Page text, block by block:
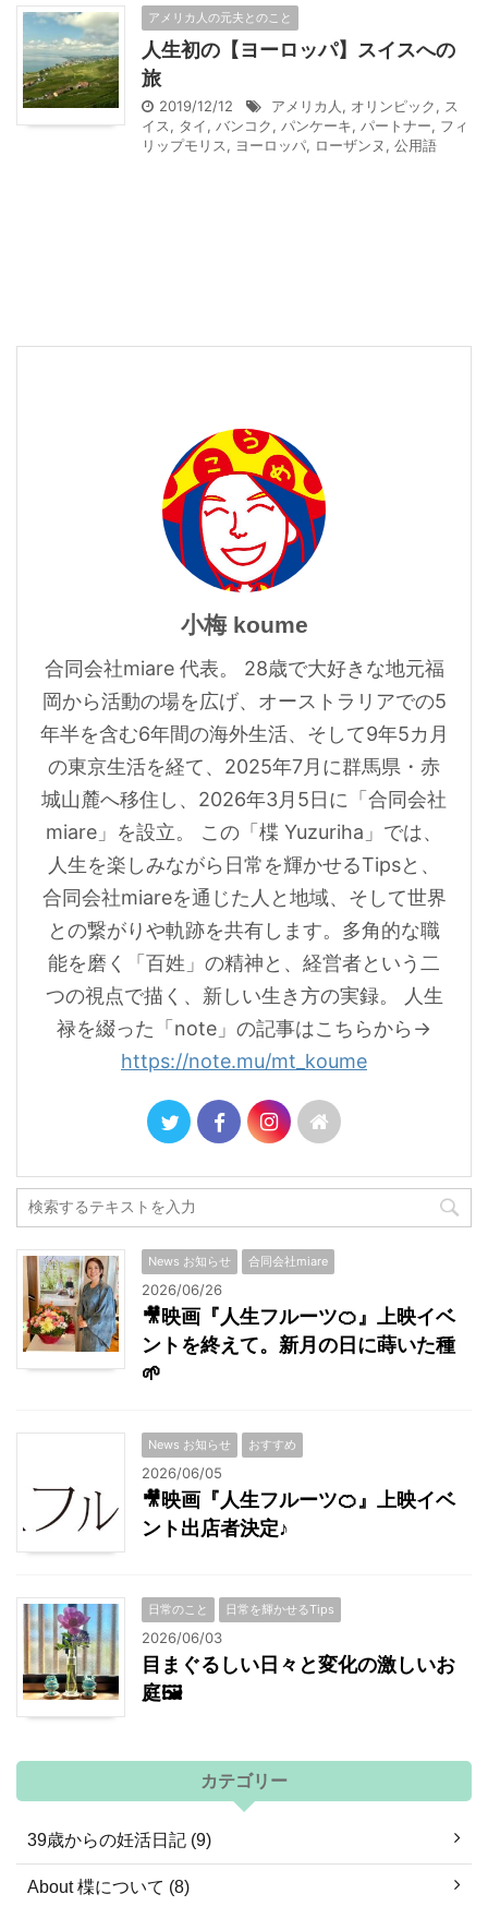
アメリカ人の元夫とのこと
人生初の【ヨーロッパ】スイスへの
旅
2019/12/12 アメリカ人 , オリンピック, ス
イス, タイ, バンコク, パンケーキ, パートナー, フィ
リップモリス, ヨーロッパ, ローザンヌ, 公用語
小梅 koume
合同会社miare 代表。 28歳で大好きな地元福
岡から活動の場を広げ、オーストラリアでの5
年半を含む6年間の海外生活、そして9年5カ月
の東京生活を経て、2025年7月に群馬県・赤
城山麓へ移住し、2026年3月5日に「合同会社
miare」を設立。 この「楪 Yuzuriha」では、
人生を楽しみながら日常を輝かせるTipsと、
合同会社miareを通じた人と地域、そして世界
との繋がりや軌跡を共有します。多角的な職
能を磨く「百姓」の精神と、経営者という二
つの視点で描く、新しい生き方の実録。 人生
禄を綴った「note」の記事はこちらから→
https://note.mu/mt_koume
News お知らせ 合同会社miare
2026/06/26
🎥映画『人生フルーツ🍊』上映イベ
ントを終えて。新月の日に蒔いた種
🌱
News お知らせ おすすめ
2026/06/05
🎥映画『人生フルーツ🍊』上映イベ
ント出店者決定♪
日常のこと 日常を輝かせるTips
2026/06/03
目まぐるしい日々と変化の激しいお
庭🖼
カテゴリー
39歳からの妊活日記 (9)
About 楪について (8)